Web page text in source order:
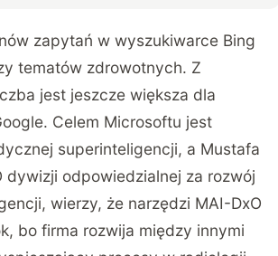
zapytań w wyszukiwarce Bing
tematów zdrowotnych. Z
jest jeszcze większa dla
Celem Microsoftu jest
superinteligencji, a Mustafa
dywizji odpowiedzialnej za rozwój
wierzy, że narzędzi MAI-DxO
bo firma rozwija między innymi